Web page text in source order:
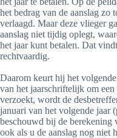
het bedrag van de aanslag zo
verlaagd. Maar deze vlieger
aanslag niet tijdig oplegt,
het jaar kunt betalen. Dat
rechtvaardig.
Daarom keurt hij het
van het jaarschriftelijk om
verzoekt, wordt de
januari van het volgende jaar
beschouwd bij de berekening
ook als u de aanslag nog niet